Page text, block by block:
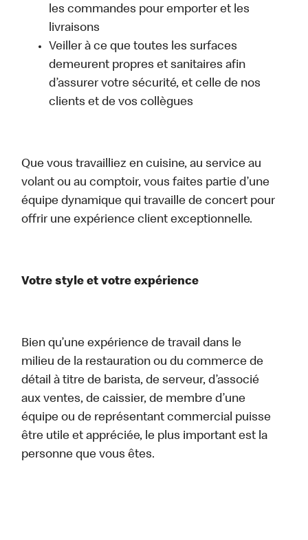
les commandes pour emporter et les
livraisons
Veiller à ce que toutes les surfaces
demeurent propres et sanitaires afin
d’assurer votre sécurité, et celle de nos
clients et de vos collègues
Que vous travailliez en cuisine, au service au
volant ou au comptoir, vous faites partie d’une
équipe dynamique qui travaille de concert pour
offrir une expérience client exceptionnelle.
Votre style et votre expérience
Bien qu’une expérience de travail dans le
milieu de la restauration ou du commerce de
détail à titre de barista, de serveur, d’associé
aux ventes, de caissier, de membre d’une
équipe ou de représentant commercial puisse
être utile et appréciée, le plus important est la
personne que vous êtes.